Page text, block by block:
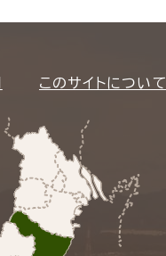
このサイトについて